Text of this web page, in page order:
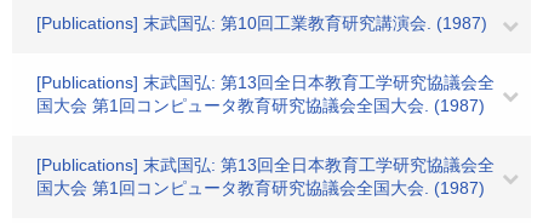
[Publications] 末武国弘: 第10回工業教育研究講演会. (1987)
[Publications] 末武国弘: 第13回全日本教育工学研究協議会全
国大会 第1回コンピュータ教育研究協議会全国大会. (1987)
[Publications] 末武国弘: 第13回全日本教育工学研究協議会全
国大会 第1回コンピュータ教育研究協議会全国大会. (1987)